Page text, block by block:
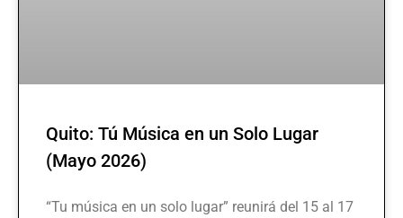
Quito: Tú Música en un Solo Lugar
(Mayo 2026)
“Tu música en un solo lugar” reunirá del 15 al 17